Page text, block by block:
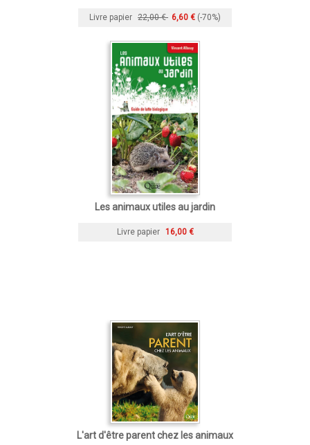
Livre papier 22,00 € 6,60 € (-70%)
Les animaux utiles au jardin
Livre papier 16,00 €
L'art d'être parent chez les animaux